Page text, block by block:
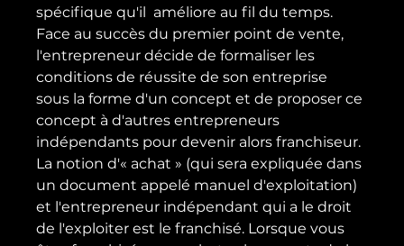
spécifique qu'il  améliore au fil du temps.
Face au succès du premier point de vente,
l'entrepreneur décide de formaliser les
conditions de réussite de son entreprise
sous la forme d'un concept et de proposer ce
concept à d'autres entrepreneurs
indépendants pour devenir alors franchiseur.
La notion d'« achat » (qui sera expliquée dans
un document appelé manuel d'exploitation)
et l'entrepreneur indépendant qui a le droit
de l'exploiter est le franchisé. Lorsque vous